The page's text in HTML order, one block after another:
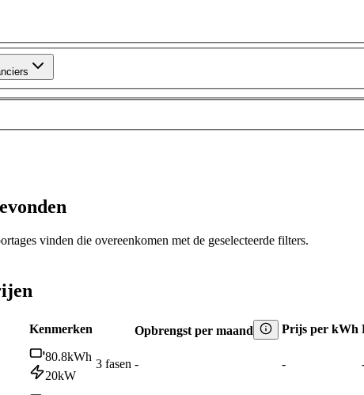
vinden die overeenkomen met de geselecteerde filters.
Kenmerken Opbrengst per maand Prijs per kWh
80.8kWh
20kW
3 fasen - -